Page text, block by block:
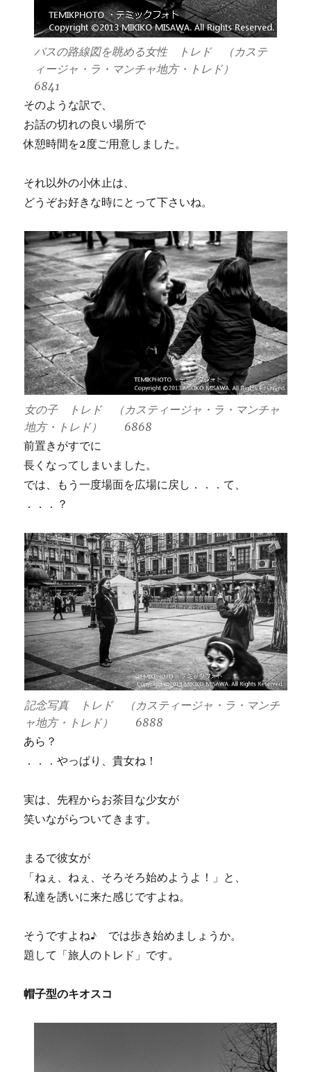
バスの路線図を眺める女性 トレド （カステ
ィージャ・ラ・マンチャ地方・トレド）
6841
そのような訳で、
お話の切れの良い場所で
休憩時間を2度ご用意しました。
それ以外の小休止は、
どうぞお好きな時にとって下さいね。
女の子 トレド （カスティージャ・ラ・マンチャ
地方・トレド） 6868
前置きがすでに
長くなってしまいました。
では、もう一度場面を広場に戻し．．．て、
．．．？
記念写真 トレド （カスティージャ・ラ・マンチ
ャ地方・トレド） 6888
あら？
．．．やっぱり、貴女ね！
実は、先程からお茶目な少女が
笑いながらついてきます。
まるで彼女が
「ねぇ、ねぇ、そろそろ始めようよ！」と、
私達を誘いに来た感じですよね。
そうですよね♪ では歩き始めましょうか。
題して「旅人のトレド」です。
帽子型のキオスコ